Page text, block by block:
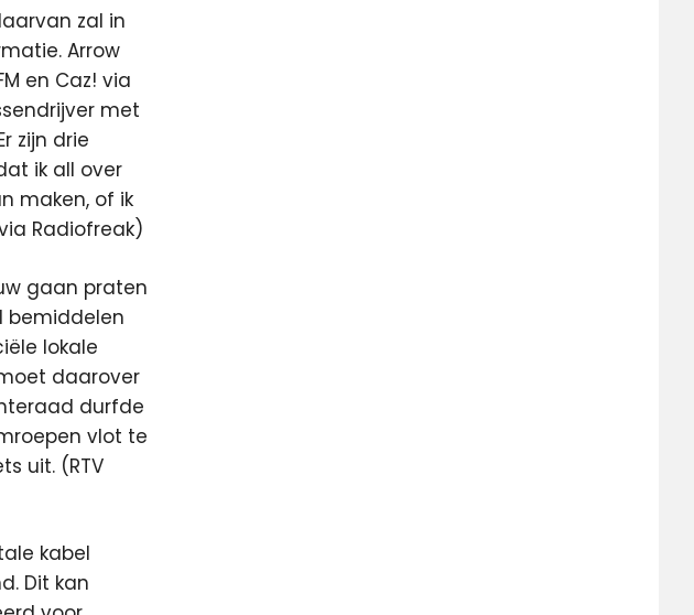
zal in
Arrow
en Caz! via
met
zijn drie
ik all over
maken, of ik
Radiofreak)
gaan praten
bemiddelen
lokale
daarover
durfde
vlot te
uit. (RTV
kabel
Dit kan